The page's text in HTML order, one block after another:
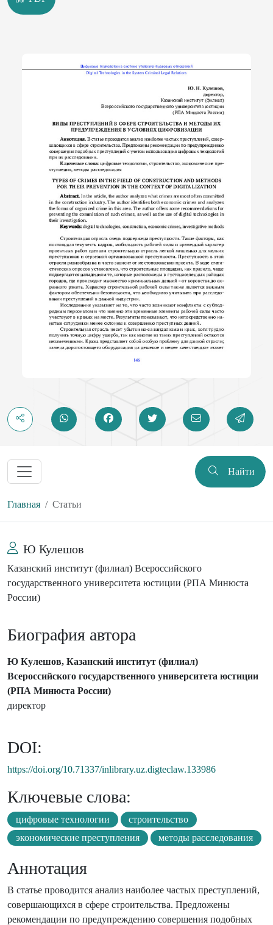
Найти
Главная Статьи
Ю Кулешов
Казанский институт (филиал) Всероссийского
государственного университета юстиции (РПА Минюста
России)
Биография автора
Ю Кулешов, Казанский институт (филиал)
Всероссийского государственного университета юстиции
(РПА Минюста России)
директор
DOI:
https://doi.org/10.71337/inlibrary.uz.digteclaw.133986
Ключевые слова:
цифровые технологии
строительство
экономические преступления
методы расследования
Аннотация
В статье проводится анализ наиболее частых преступлений,
совершающихся в сфере строительства. Предложены
рекомендации по предупреждению совершения подобных